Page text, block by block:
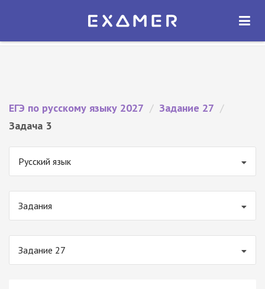
Экзамер — ЕГЭ 2027
ОТКРЫТЬ
ЕГЭ по русскому языку 2027 / Задание 27 /
Задача 3
Русский язык
Задания
Задание 27